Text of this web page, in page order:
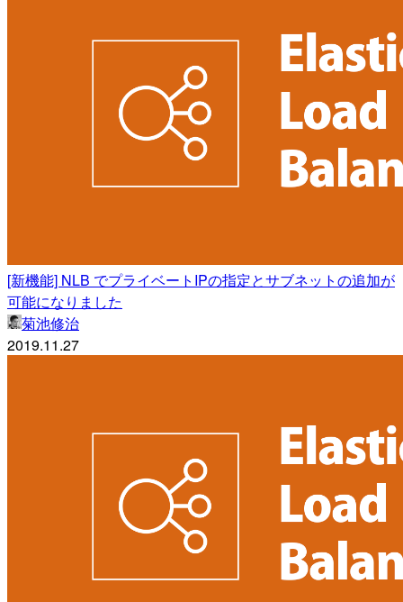
[新機能] NLB でプライベートIPの指定とサブネットの追加が
可能になりました
菊池修治
2019.11.27